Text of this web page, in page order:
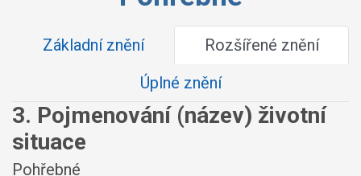
Základní znění
Rozšířené znění
Úplné znění
3. Pojmenování (název) životní
situace
Pohřebné